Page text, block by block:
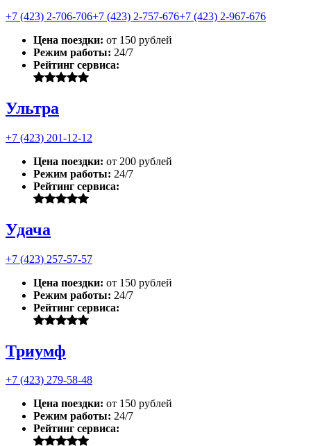
+7 (423) 2-706-706+7 (423) 2-757-676+7 (423) 2-967-676
Цена поездки: от 150 рублей
Режим работы: 24/7
Рейтинг сервиса:
Ультра
+7 (423) 201-12-12
Цена поездки: от 200 рублей
Режим работы: 24/7
Рейтинг сервиса:
Удача
+7 (423) 257-57-57
Цена поездки: от 150 рублей
Режим работы: 24/7
Рейтинг сервиса:
Триумф
+7 (423) 279-58-48
Цена поездки: от 150 рублей
Режим работы: 24/7
Рейтинг сервиса: